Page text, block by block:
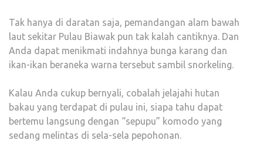
Tak hanya di daratan saja, pemandangan alam bawah
laut sekitar Pulau Biawak pun tak kalah cantiknya. Dan
Anda dapat menikmati indahnya bunga karang dan
ikan-ikan beraneka warna tersebut sambil snorkeling.
Kalau Anda cukup bernyali, cobalah jelajahi hutan
bakau yang terdapat di pulau ini, siapa tahu dapat
bertemu langsung dengan “sepupu” komodo yang
sedang melintas di sela-sela pepohonan.